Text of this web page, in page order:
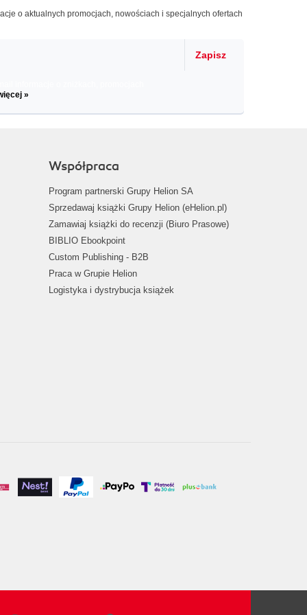
o aktualnych promocjach, nowościach i specjalnych ofertach
Zapisz
»
Współpraca
Program partnerski Grupy Helion SA
Sprzedawaj książki Grupy Helion (eHelion.pl)
Zamawiaj książki do recenzji (Biuro Prasowe)
BIBLIO Ebookpoint
Custom Publishing - B2B
Praca w Grupie Helion
Logistyka i dystrybucja książek